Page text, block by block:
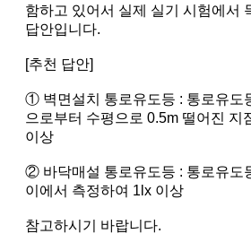
함하고 있어서 실제 실기 시험에서
답안입니다.
[추천 답안]
① 벽면설치 통로유도등 : 통로유도
으로부터 수평으로 0.5m 떨어진 지
이상
② 바닥매설 통로유도등 : 통로유도
이에서 측정하여 1lx 이상
참고하시기 바랍니다.